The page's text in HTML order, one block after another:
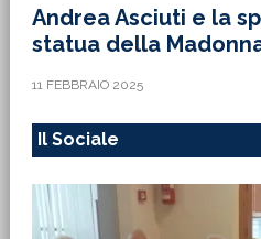
Andrea Asciuti e la
statua della
11 FEBBRAIO 2025
Il Sociale